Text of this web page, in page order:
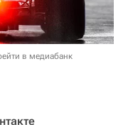
в медиабанк